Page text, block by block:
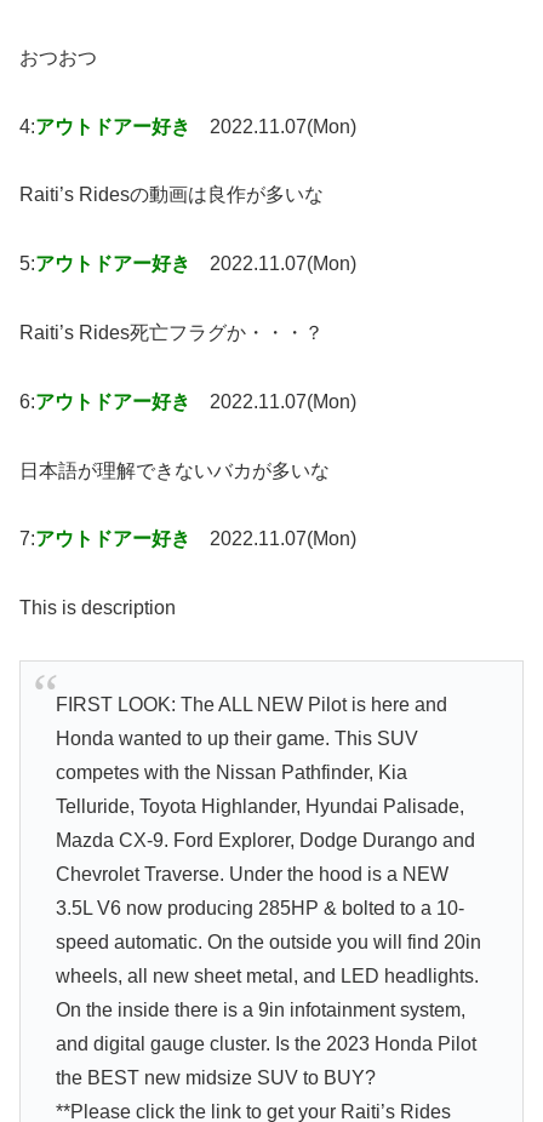
おつおつ
4:アウトドアー好き 2022.11.07(Mon)
Raiti’s Ridesの動画は良作が多いな
5:アウトドアー好き 2022.11.07(Mon)
Raiti’s Rides死亡フラグか・・・？
6:アウトドアー好き 2022.11.07(Mon)
日本語が理解できないバカが多いな
7:アウトドアー好き 2022.11.07(Mon)
This is description
FIRST LOOK: The ALL NEW Pilot is here and
Honda wanted to up their game. This SUV
competes with the Nissan Pathfinder, Kia
Telluride, Toyota Highlander, Hyundai Palisade,
Mazda CX-9. Ford Explorer, Dodge Durango and
Chevrolet Traverse. Under the hood is a NEW
3.5L V6 now producing 285HP & bolted to a 10-
speed automatic. On the outside you will find 20in
wheels, all new sheet metal, and LED headlights.
On the inside there is a 9in infotainment system,
and digital gauge cluster. Is the 2023 Honda Pilot
the BEST new midsize SUV to BUY?
**Please click the link to get your Raiti’s Rides